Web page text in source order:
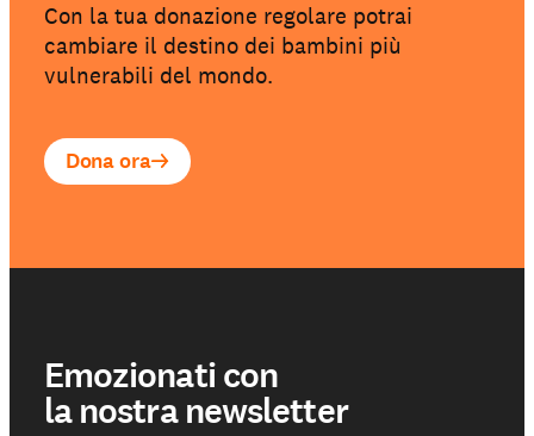
Con la tua donazione regolare potrai
cambiare il destino dei bambini più
vulnerabili del mondo.
Dona ora
Emozionati con
la nostra newsletter